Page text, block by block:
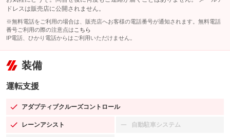
ドレスは販売店に公開されません。
※無料電話をご利用の場合は、販売店へお客様の電話番号が通知されます。無料電話
番号ご利用の際の注意点は こちら
IP電話、ひかり電話からはご利用いただけません。
装備
運転支援
アダプティブクルーズコントロール
：装備あり
レーンアシスト
：装備あり 自動駐車システム
：装備なし